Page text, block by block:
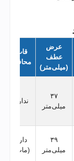
عرض
عطف
(میلی‌متر)
قاب
محافظ
۳۷
میلی‌متر
ندارد
۳۹
میلی‌متر
دارد
(مات)